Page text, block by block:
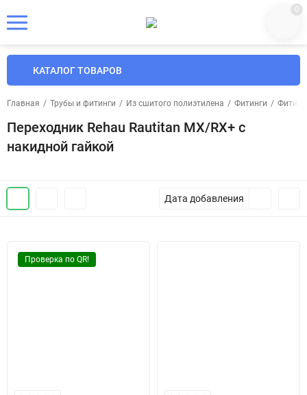
0
КАТАЛОГ ТОВАРОВ
Главная / Трубы и фитинги / Из сшитого полиэтилена / Фитинги /
Переходник Rehau Rautitan MX/RX+ с
накидной гайкой
Дата добавления
Проверка по QR!